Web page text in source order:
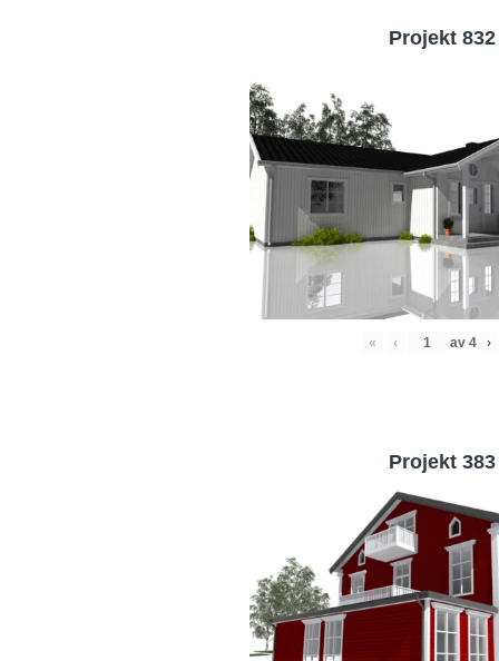
Projekt 832
« ‹ av 4 ›
Projekt 383